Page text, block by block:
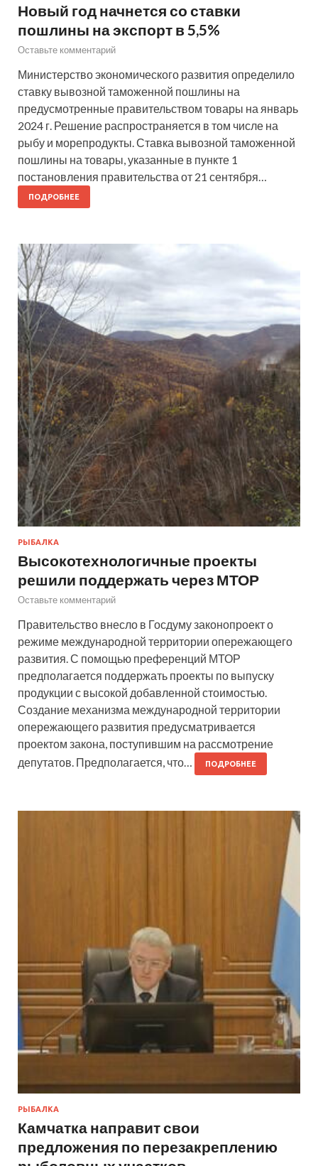
Новый год начнется со ставки
пошлины на экспорт в 5,5%
Оставьте комментарий
Министерство экономического развития определило
ставку вывозной таможенной пошлины на
предусмотренные правительством товары на январь
2024 г. Решение распространяется в том числе на
рыбу и морепродукты. Ставка вывозной таможенной
пошлины на товары, указанные в пункте 1
постановления правительства от 21 сентября…
ПОДРОБНЕЕ
РЫБАЛКА
Высокотехнологичные проекты
решили поддержать через МТОР
Оставьте комментарий
Правительство внесло в Госдуму законопроект о
режиме международной территории опережающего
развития. С помощью преференций МТОР
предполагается поддержать проекты по выпуску
продукции с высокой добавленной стоимостью.
Создание механизма международной территории
опережающего развития предусматривается
проектом закона, поступившим на рассмотрение
депутатов. Предполагается, что…
ПОДРОБНЕЕ
РЫБАЛКА
Камчатка направит свои
предложения по перезакреплению